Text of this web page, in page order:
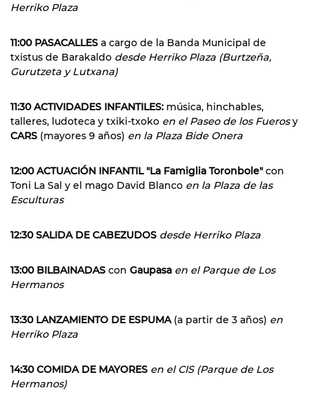
Herriko Plaza
11:00 PASACALLES a cargo de la Banda Municipal de
txistus de Barakaldo desde Herriko Plaza (Burtzeña,
Gurutzeta y Lutxana)
11:30 ACTIVIDADES INFANTILES: música, hinchables,
talleres, ludoteca y txiki-txoko en el Paseo de los Fuerosy
CARS (mayores 9 años) en la Plaza Bide Onera
12:00 ACTUACIÓN INFANTIL "La Famiglia Toronbole"con
Toni La Sal y el mago David Blanco en la Plaza de las
Esculturas
12:30 SALIDA DE CABEZUDOS desde Herriko Plaza
13:00 BILBAINADAS con Gaupasa en el Parque de Los
Hermanos
13:30 LANZAMIENTO DE ESPUMA (a partir de 3 años) en
Herriko Plaza
14:30 COMIDA DE MAYORES en el CIS (Parque de Los
Hermanos)